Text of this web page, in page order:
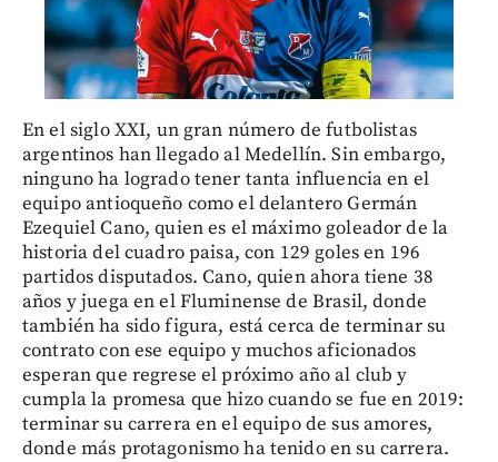
En el siglo XXI, un gran número de futbolistas
argentinos han llegado al Medellín. Sin embargo,
ninguno ha logrado tener tanta influencia en el
equipo antioqueño como el delantero Germán
Ezequiel Cano, quien es el máximo goleador de la
historia del cuadro paisa, con 129 goles en 196
partidos disputados. Cano, quien ahora tiene 38
años y juega en el Fluminense de Brasil, donde
también ha sido figura, está cerca de terminar su
contrato con ese equipo y muchos aficionados
esperan que regrese el próximo año al club y
cumpla la promesa que hizo cuando se fue en 2019:
terminar su carrera en el equipo de sus amores,
donde más protagonismo ha tenido en su carrera.